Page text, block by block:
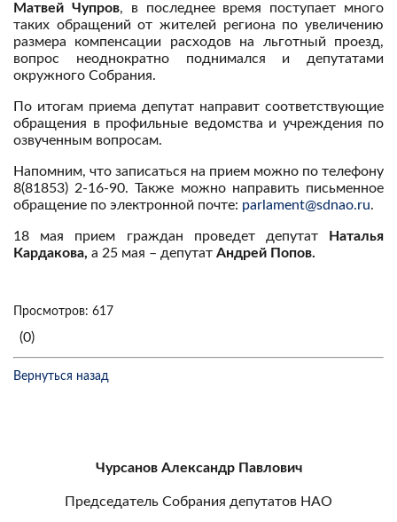
Матвей Чупров, в последнее время поступает много
таких обращений от жителей региона по увеличению
размера компенсации расходов на льготный проезд,
вопрос неоднократно поднимался и депутатами
окружного Собрания.
По итогам приема депутат направит соответствующие
обращения в профильные ведомства и учреждения по
озвученным вопросам.
Напомним, что записаться на прием можно по телефону
8(81853) 2-16-90. Также можно направить письменное
обращение по электронной почте: parlament@sdnao.ru.
18 мая прием граждан проведет депутат
Наталья
Кардакова, а 25 мая – депутат Андрей Попов.
Просмотров: 617
(0)
Вернуться назад
Чурсанов Александр Павлович
Председатель Собрания депутатов НАО